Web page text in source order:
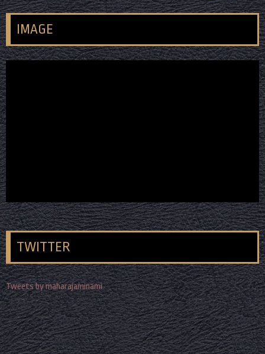
IMAGE
TWITTER
Tweets by maharajaminami